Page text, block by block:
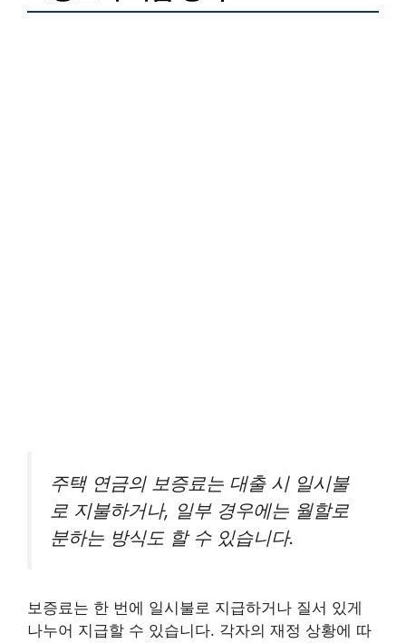
주택 연금의 보증료는 대출 시 일시불
로 지불하거나, 일부 경우에는 월할로
분하는 방식도 할 수 있습니다.
보증료는 한 번에 일시불로 지급하거나 질서 있게
나누어 지급할 수 있습니다. 각자의 재정 상황에 따